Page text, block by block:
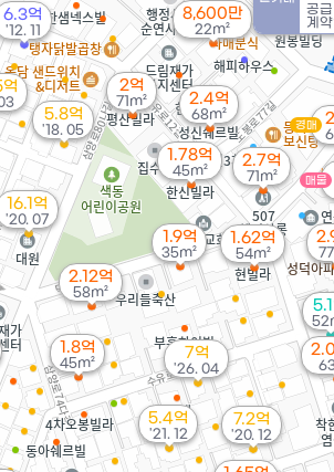
경매
공급
계
1.9억
35m²
매물
7억
'26. 04
2.7억
71m²
8,600만
22m²
1.8억
45m²
1.62억
54m²
1.78억
45m²
5.4억
'21. 12
2.12억
58m²
2.4억
68m²
7.2억
'20. 12
16.1억
'20. 07
5.8억
'18. 05
2억
71m²
6.3억
'12. 11